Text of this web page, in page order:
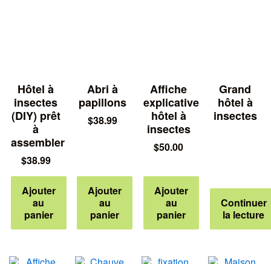
Hôtel à
insectes
(DIY) prêt
à
assembler
$38.99
Ajouter
au
panier
Abri à
papillons
$38.99
Ajouter
au
panier
Affiche
explicative
hôtel à
insectes
$50.00
Ajouter
au
panier
Grand
hôtel à
insectes
Continuer
la lecture